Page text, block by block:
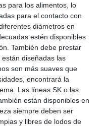
para los alimentos, lo
para el contacto con
diámetros en
estén disponibles
También debe prestar
diseñadas las
son más suaves que
encontrará la
Las líneas SK o las
están disponibles en
siempre deben ser
y libres de lodos de